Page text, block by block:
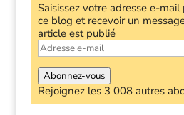
Saisissez votre adresse e-
ce blog et recevoir un
article est publié
Adresse
e-
mail
Abonnez-vous
Rejoignez les 3 008 autres